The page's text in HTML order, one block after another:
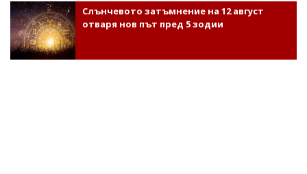
Слънчевото затъмнение на 12 август
отваря нов път пред 5 зодии